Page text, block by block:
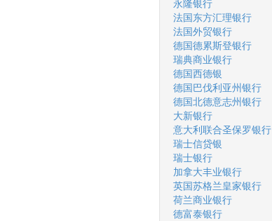
永隆银行
法国东方汇理银行
法国外贸银行
德国德累斯登银行
瑞典商业银行
德国西德银
德国巴伐利亚州银行
德国北德意志州银行
大新银行
意大利联合圣保罗银行
瑞士信贷银
瑞士银行
加拿大丰业银行
英国苏格兰皇家银行
荷兰商业银行
德富泰银行